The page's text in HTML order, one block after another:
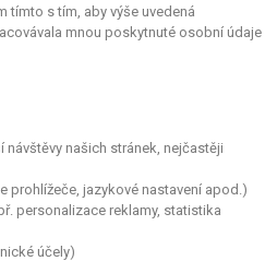
tímto s tím, aby výše uvedená
mnou poskytnuté osobní údaje
návštěvy našich stránek, nejčastěji
prohlížeče, jazykové nastavení apod.)
personalizace reklamy, statistika
účely)